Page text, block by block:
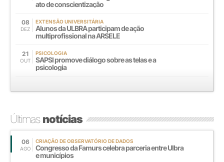
ato de conscientização
08
DEZ
EXTENSÃO UNIVERSITÁRIA
Alunos da ULBRA participam de ação
multiprofissional na ARSELE
21
OUT
PSICOLOGIA
SAPSI promove diálogo sobre as telas e a
psicologia
Últimasnotícias
06
AGO
CRIAÇÃO DE OBSERVATÓRIO DE DADOS
Congresso da Famurs celebra parceria entre Ulbra
e municípios